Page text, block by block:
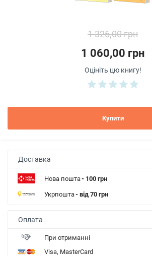
1 326,00 грн
1 060,00 грн
Оцініть цю книгу!
Купити
Доставка
Нова пошта- 100 грн
Укрпошта- від 70 грн
Оплата
При отриманні
Visa, MasterCard